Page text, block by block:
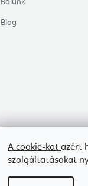
A cookie-kat azért
szolgáltatásokat
Rólunk
Blog